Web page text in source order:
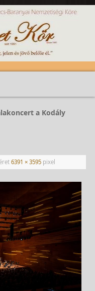
a Kodály
6391 × 3595pixel